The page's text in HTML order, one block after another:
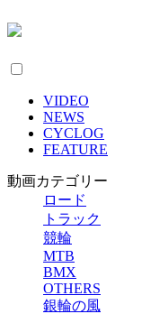
VIDEO
NEWS
CYCLOG
FEATURE
動画カテゴリー
ロード
トラック
競輪
MTB
BMX
OTHERS
銀輪の風